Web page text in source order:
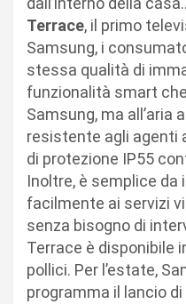
Terrace, il primo
Samsung, i
stessa qualità di
funzionalità smart
Samsung, ma all’aria
resistente agli agenti
di protezione IP55
Inoltre, è semplice da
facilmente ai servizi
senza bisogno di
Terrace è disponibile
pollici. Per l’estate,
programma il lancio